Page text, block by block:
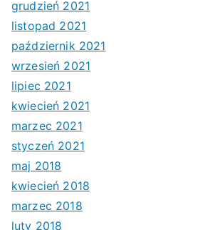
grudzień 2021
listopad 2021
październik 2021
wrzesień 2021
lipiec 2021
kwiecień 2021
marzec 2021
styczeń 2021
maj 2018
kwiecień 2018
marzec 2018
luty 2018